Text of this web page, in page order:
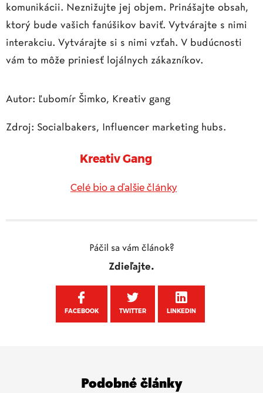
komunikácii. Neznižujte jej objem. Prinášajte obsah,
ktorý bude vašich fanúšikov baviť. Vytvárajte s nimi
interakciu. Vytvárajte si s nimi vzťah. V budúcnosti
vám to môže priniesť lojálnych zákazníkov.
Autor: Ľubomír Šimko, Kreativ gang
Zdroj: Socialbakers, Influencer marketing hubs.
Kreativ Gang
Celé bio a ďalšie články
Páčil sa vám článok?
Zdieľajte.
FACEBOOK TWITTER LINKEDIN
Podobné články